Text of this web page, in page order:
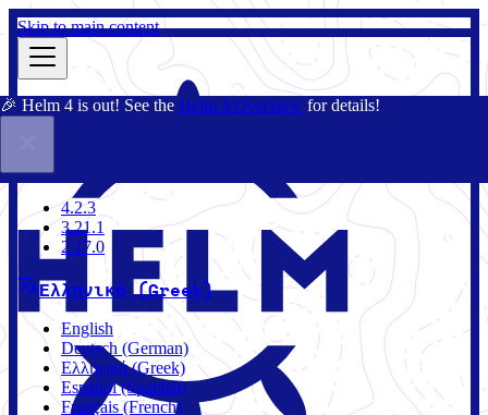
Skip to main content
🎉 Helm 4 is out! See the Helm 4 Overview for details!
4.2.3
4.2.3
3.21.1
2.17.0
Ελληνικά (Greek)
English
Deutsch (German)
Ελληνικά (Greek)
Español (Spanish)
Français (French)